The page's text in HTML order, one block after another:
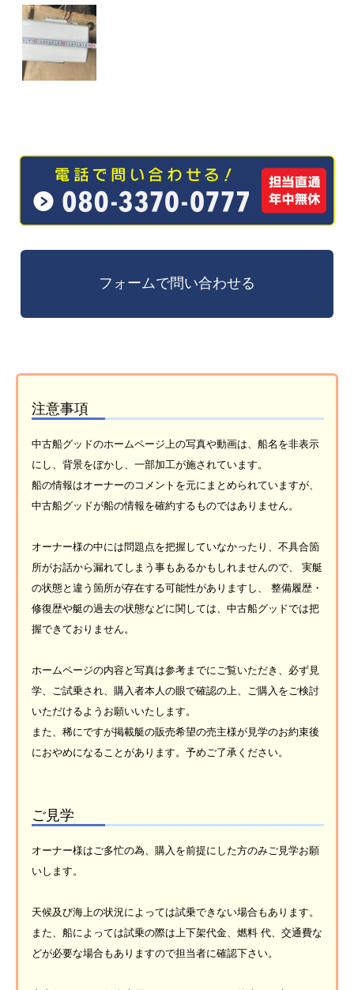
注意事項
中古船グッドのホームページ上の写真や動画は、船名を非表示
にし、背景をぼかし、一部加工が施されています。
船の情報はオーナーのコメントを元にまとめられていますが、
中古船グッドが船の情報を確約するものではありません。
オーナー様の中には問題点を把握していなかったり、不具合箇
所がお話から漏れてしまう事もあるかもしれませんので、 実艇
の状態と違う箇所が存在する可能性がありますし、 整備履歴・
修復歴や艇の過去の状態などに関しては、中古船グッドでは把
握できておりません。
ホームページの内容と写真は参考までにご覧いただき、必ず見
学、ご試乗され、購入者本人の眼で確認の上、ご購入をご検討
いただけるようお願いいたします。
また、稀にですが掲載艇の販売希望の売主様が見学のお約束後
におやめになることがあります。予めご了承ください。
ご見学
オーナー様はご多忙の為、購入を前提にした方のみご見学お願
いします。
天候及び海上の状況によっては試乗できない場合もあります。
また、船によっては試乗の際は上下架代金、燃料 代、交通費な
どが必要な場合もありますので担当者に確認下さい。